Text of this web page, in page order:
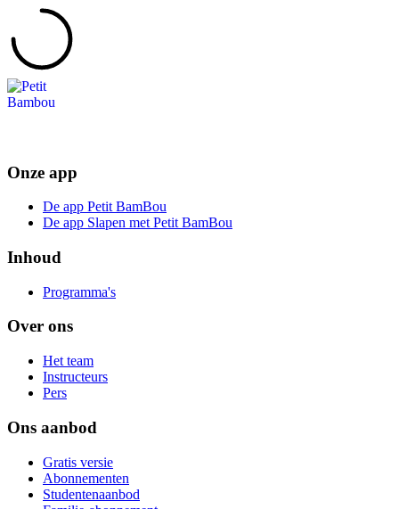
Onze app
De app Petit BamBou
De app Slapen met Petit BamBou
Inhoud
Programma's
Over ons
Het team
Instructeurs
Pers
Ons aanbod
Gratis versie
Abonnementen
Studentenaanbod